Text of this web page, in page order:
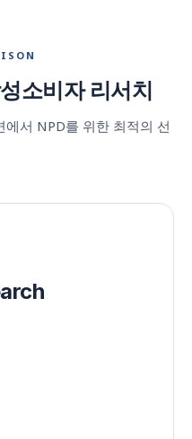
소비자 리서치
서 NPD를 위한 최적의 선